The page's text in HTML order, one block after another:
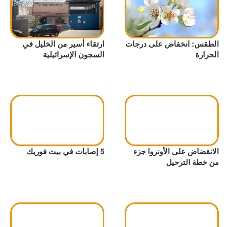
الطقس: انخفاض على درجات
الحرارة
ارتقاء أسير من الخليل في
السجون الإسرائيلية
الانقضاض على الأونروا جزء
من خطة الترحيل
5 إصابات في بيت فوريك